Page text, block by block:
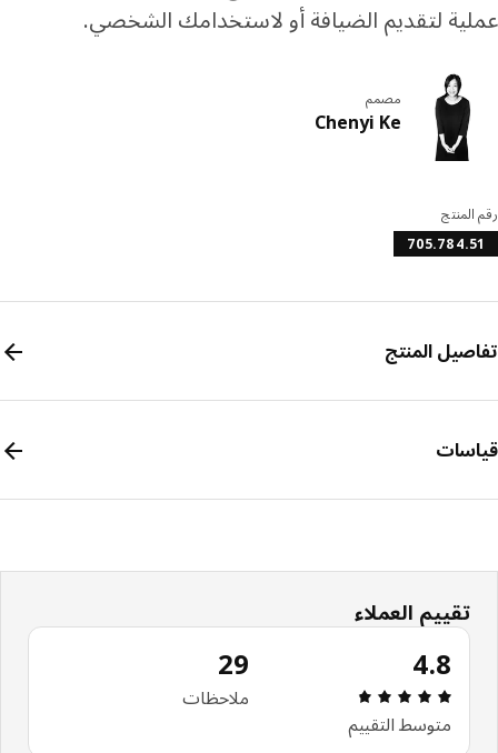
لتقديم الضيافة أو لاستخدامك الشخصي.
مصمم
Chenyi Ke
المنتج
تقييم العملاء
4.8
مراجعة التقييم: 4.8 من أصل 5 النجوم. إجمالي المراجعات: 29
متوسط التقييم
29
ملاحظات